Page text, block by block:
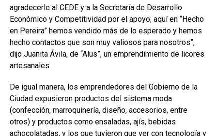
agradecerle al CEDE y a la Secretaría de Desarrollo
Económico y Competitividad por el apoyo; aquí en “Hecho
en Pereira” hemos vendido más de lo esperado y hemos
hecho contactos que son muy valiosos para nosotros”,
dijo Juanita Ávila, de “Alus”, un emprendimiento de licores
artesanales.
De igual manera, los emprendedores del Gobierno de la
Ciudad expusieron productos del sistema moda
(confección, marroquinería, diseño, accesorios, entre
otros) y productos como ensaladas, ajís, bebidas
achocolatadas, y los que tuvieron que ver con tecnología y